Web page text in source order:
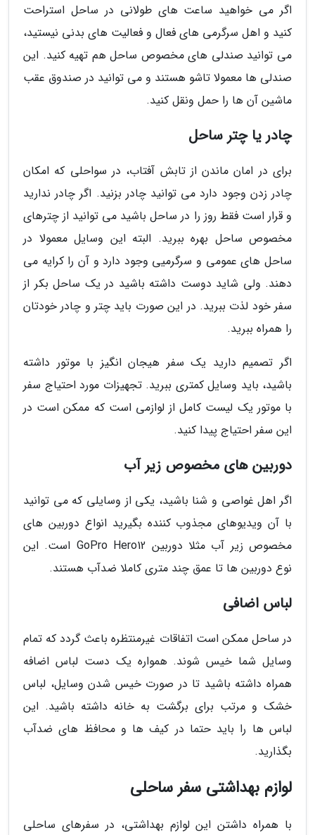
اگر می خواهید ساعت های طولانی در ساحل استراحت
کنید و اهل سرگرمی های فعال و فعالیت های بدنی نیستید،
می توانید صندلی های مخصوص ساحل هم تهیه کنید. این
صندلی ها معمولا تاشو هستند و می توانید در صندوق عقب
ماشین آن ها را حمل ونقل کنید.
چادر یا چتر ساحل
برای در امان ماندن از تابش آفتاب، در سواحلی که امکان
چادر زدن وجود دارد می توانید چادر بزنید. اگر چادر ندارید
و قرار است فقط روز را در ساحل باشید می توانید از چترهای
مخصوص ساحل بهره ببرید. البته این وسایل معمولا در
ساحل های عمومی و سرگرمیی وجود دارد و آن را کرایه می
دهند. ولی شاید دوست داشته باشید در یک ساحل بکر از
سفر خود لذت ببرید. در این صورت باید چتر و چادر خودتان
را همراه ببرید.
اگر تصمیم دارید یک سفر هیجان انگیز با موتور داشته
باشید، باید وسایل کمتری ببرید. تجهیزات مورد احتیاج سفر
با موتور یک لیست کامل از لوازمی است که ممکن است در
این سفر احتیاج پیدا کنید.
دوربین های مخصوص زیر آب
اگر اهل غواصی و شنا باشید، یکی از وسایلی که می توانید
با آن ویدیوهای مجذوب کننده بگیرید انواع دوربین های
مخصوص زیر آب مثلا دوربین GoPro Hero12 است. این
نوع دوربین ها تا عمق چند متری کاملا ضدآب هستند.
لباس اضافی
در ساحل ممکن است اتفاقات غیرمنتظره باعث گردد که تمام
وسایل شما خیس شوند. همواره یک دست لباس اضافه
همراه داشته باشید تا در صورت خیس شدن وسایل، لباس
خشک و مرتب برای برگشت به خانه داشته باشید. این
لباس ها را باید حتما در کیف ها و محافظ های ضدآب
بگذارید.
لوازم بهداشتی سفر ساحلی
با همراه داشتن این لوازم بهداشتی، در سفرهای ساحلی